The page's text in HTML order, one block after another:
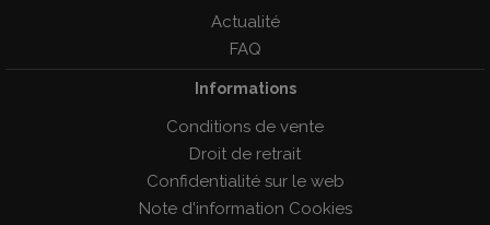
Actualité
FAQ
Informations
Conditions de vente
Droit de retrait
Confidentialité sur le web
Note d'information Cookies